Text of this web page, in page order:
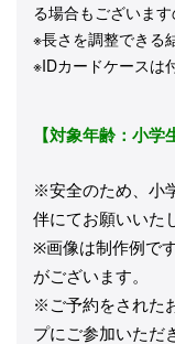
る場合もございま
※長さを調整できる
※IDカードケースは
【対象年齢：小学
※安全のため、小
伴にてお願いいた
※画像は制作例で
がございます。
※ご予約をされた
プにご参加いただ